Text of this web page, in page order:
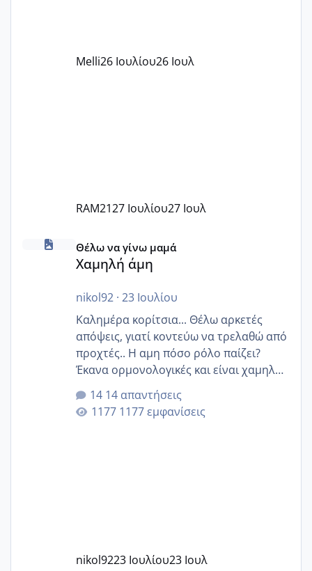
Εγώ πήγα σε έναν ιδιωτικό παιδικό στ
Melli26 Ιουλίου26 Ιουλ
RAM2127 Ιουλίου27 Ιουλ
Χαμηλή άμη
Θέλω να γίνω μαμά
Χαμηλή άμη
nikol92· 23 Ιουλίου
Καλημέρα κορίτσια... Θέλω αρκετές
απόψεις, γιατί κοντεύω να τρελαθώ από
προχτές.. Η αμη πόσο ρόλο παίζει?
Έκανα ορμονολογικές και είναι χαμηλή
για την ηλικία μου.. Είχα ήδη μια
εγκυμοσύνη, που έπρεπε να τερματιστεί
στην 27η εβδομάδα και προσπαθώ 7
14 απαντήσεις
1177 εμφανίσεις
nikol9223 Ιουλίου23 Ιουλ